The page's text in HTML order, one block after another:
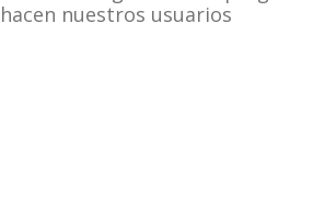
hacen nuestros usuarios